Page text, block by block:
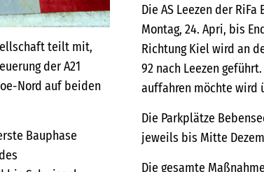
teilt mit,
der A21
Nord auf beiden
Bauphase
Die AS Leezen der
Montag, 24. Apri, bis
Richtung Kiel wird an
92 nach Leezen
auffahren möchte wird
Die Parkplätze
jeweils bis Mitte
Die gesamte